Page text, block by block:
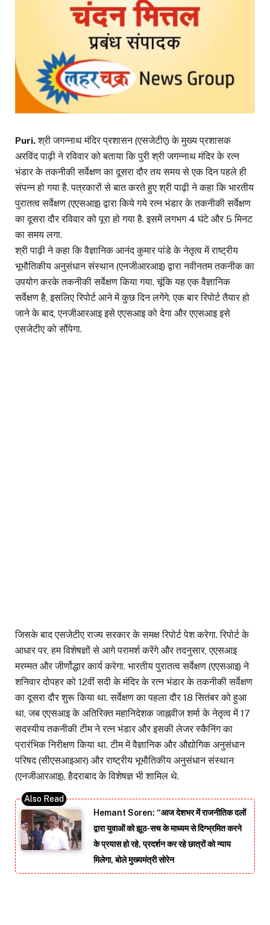
Puri.श्री जगन्नाथ मंदिर प्रशासन (एसजेटीए) के मुख्य प्रशासक
अरविंद पाढ़ी ने रविवार को बताया कि पुरी श्री जगन्नाथ मंदिर के रत्न
भंडार के तकनीकी सर्वेक्षण का दूसरा दौर तय समय से एक दिन पहले ही
संपन्न हो गया है. पत्रकारों से बात करते हुए श्री पाढ़ी ने कहा कि भारतीय
पुरातत्व सर्वेक्षण (एएसआइ) द्वारा किये गये रत्न भंडार के तकनीकी सर्वेक्षण
का दूसरा दौर रविवार को पूरा हो गया है. इसमें लगभग 4 घंटे और 5 मिनट
का समय लगा.
श्री पाढ़ी ने कहा कि वैज्ञानिक आनंद कुमार पांडे के नेतृत्व में राष्ट्रीय
भूभौतिकीय अनुसंधान संस्थान (एनजीआरआइ) द्वारा नवीनतम तकनीक का
उपयोग करके तकनीकी सर्वेक्षण किया गया. चूंकि यह एक वैज्ञानिक
सर्वेक्षण है, इसलिए रिपोर्ट आने में कुछ दिन लगेंगे. एक बार रिपोर्ट तैयार हो
जाने के बाद, एनजीआरआइ इसे एएसआइ को देगा और एएसआइ इसे
एसजेटीए को सौंपेगा.
जिसके बाद एसजेटीए राज्य सरकार के समक्ष रिपोर्ट पेश करेगा. रिपोर्ट के
आधार पर, हम विशेषज्ञों से आगे परामर्श करेंगे और तदनुसार, एएसआइ
मरम्मत और जीर्णोद्धार कार्य करेगा. भारतीय पुरातत्व सर्वेक्षण (एएसआइ) ने
शनिवार दोपहर को 12वीं सदी के मंदिर के रत्न भंडार के तकनीकी सर्वेक्षण
का दूसरा दौर शुरू किया था. सर्वेक्षण का पहला दौर 18 सितंबर को हुआ
था, जब एएसआइ के अतिरिक्त महानिदेशक जाह्नवीज शर्मा के नेतृत्व में 17
सदस्यीय तकनीकी टीम ने रत्न भंडार और इसकी लेजर स्कैनिंग का
प्रारंभिक निरीक्षण किया था. टीम में वैज्ञानिक और औद्योगिक अनुसंधान
परिषद (सीएसआइआर) और राष्ट्रीय भूभौतिकीय अनुसंधान संस्थान
(एनजीआरआइ), हैदराबाद के विशेषज्ञ भी शामिल थे.
Hemant Soren: “आज देशभर में राजनीतिक दलों
द्वारा युवाओं को झूठ-सच के माध्यम से दिग्भ्रमित करने
के प्रयास हो रहे, प्रदर्शन कर रहे छात्रों को न्याय
मिलेगा, बोले मुख्यमंत्री सोरेन